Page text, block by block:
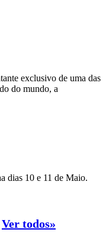
exclusivo de uma das
do mundo, a
dias 10 e 11 de Maio.
Ver todos»